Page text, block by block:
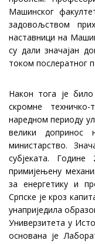
Машинског
задовољством
наставници на
су дали значајан
током послератног
Након тога је
скромне
наредном периоду
велики допринос
министарство.
субјеката.
примијењену
за енергетику и
Српске је кроз
унаприједила
Универзитета у
основана је